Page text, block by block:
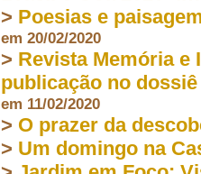
> Poesias e
em 20/02/2020
> Revista Memória e
publicação no
em 11/02/2020
> O prazer da
> Um domingo na